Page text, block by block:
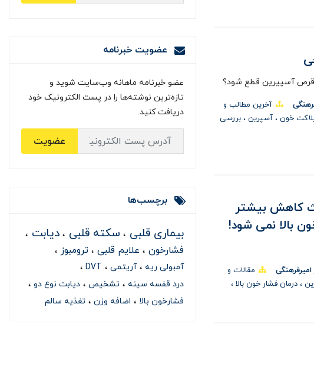
قرص آسپیرین قطع شود؟
آخرین مطالب و
خون آسپرين
بررسی
کاهش بیشتر
بالا نمی شود!
امیرفرهنگی
مقالات و
درمان فشار خون بالا
عضویت خبرنامه
عضو خبرنامه ماهانه وب‌سایت شوید و
تازه‌ترین نوشته‌ها را در پست الکترونیک خود
دریافت کنید.
عضویت
برچسب‌ها
بیماری قلبی سکته قلبی دیابت
فشارخون علایم قلبی ترومبوز
آمبولی ریه آریتمی
DVT
درد قفسه سینه
تشخیص
دیابت نوع دو
فشارخون بالا
اضافه وزن تغذیه سالم